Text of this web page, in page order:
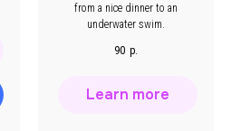
from a nice dinner to an
underwater swim.
90 р.
Learn more